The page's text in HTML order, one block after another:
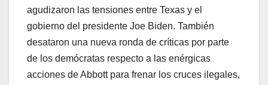
agudizaron las tensiones entre Texas y el
gobierno del presidente Joe Biden. También
desataron una nueva ronda de críticas por parte
de los demócratas respecto a las enérgicas
acciones de Abbott para frenar los cruces ilegales,